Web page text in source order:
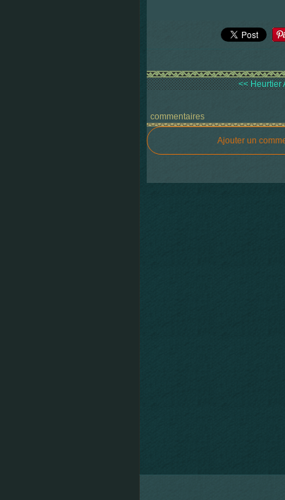
<< Heurtier
commentaires
Ajouter un